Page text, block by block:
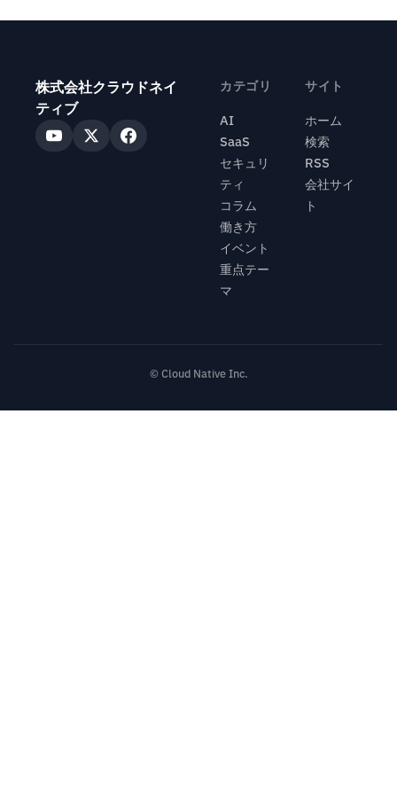
株式会社クラウドネイ
ティブ
カテゴリ
AI
SaaS
セキュリ
ティ
コラム
働き方
イベント
重点テー
マ
サイト
ホーム
検索
RSS
会社サイ
ト
© Cloud Native Inc.